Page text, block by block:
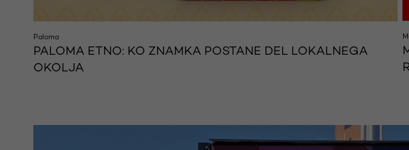
Paloma
PALOMA ETNO: KO ZNAMKA POSTANE DEL LOKALNEGA
OKOLJA